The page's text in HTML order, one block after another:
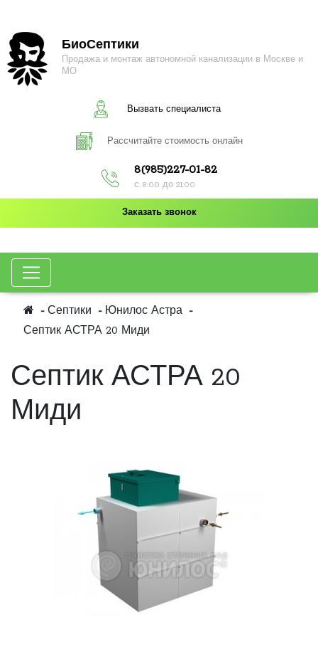
БиоСептики
Продажа и монтаж автономной канализации в Москве и
МО
Вызвать специалиста
Рассчитайте стоимость онлайн
8(985)227-01-82
с 8:00 до 21:00
Заказать звонок
Септики
Юнилос Астра
Септик АСТРА 20 Миди
Септик АСТРА 20
Миди